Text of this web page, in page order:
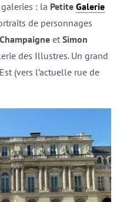
: la Petite Galerie
de personnages
et Simon
des Illustres. Un grand
(vers l’actuelle rue de